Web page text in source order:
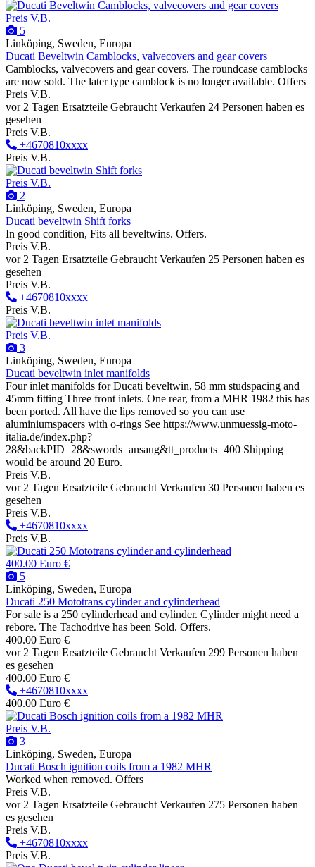
Preis V.B.
5
Linköping, Sweden, Europa
Ducati Beveltwin Camblocks, valvecovers and gear covers
Camblocks, valvecovers and gear covers. The roundcase camblocks
are now sold. The later type camblock is no longer available. Offers
Preis V.B.
vor 2 Tagen Ersatzteile Gebraucht Verkaufen 24 Personen haben es
gesehen
Preis V.B.
+4670810xxxx
Preis V.B.
Preis V.B.
2
Linköping, Sweden, Europa
Ducati beveltwin Shift forks
In good condition, Fits all beveltwins. Offers.
Preis V.B.
vor 2 Tagen Ersatzteile Gebraucht Verkaufen 25 Personen haben es
gesehen
Preis V.B.
+4670810xxxx
Preis V.B.
Preis V.B.
3
Linköping, Sweden, Europa
Ducati beveltwin inlet manifolds
Four inlet manifolds for Ducati beveltwin, 58 mm studspacing and
45mm fitting Three front inlets. One rear, from a MHR 1982 this has
been ported. All have the lips removed so you can use
aluminiumspacers with o-rings See https://www.unmuessig-moto-
italia.de/index.php?
28&backPID=28&swords=ansaug&tt_products=400 Shipping
would be around 20 Euro.
Preis V.B.
vor 2 Tagen Ersatzteile Gebraucht Verkaufen 30 Personen haben es
gesehen
Preis V.B.
+4670810xxxx
Preis V.B.
400.00 Euro €
5
Linköping, Sweden, Europa
Ducati 250 Mototrans cylinder and cylinderhead
For sale is a 250 cylinderhead and cylinder. Cylinder might need a
rebore. The Tachodrive has been Sold. Offers.
400.00 Euro €
vor 2 Tagen Ersatzteile Gebraucht Verkaufen 299 Personen haben
es gesehen
400.00 Euro €
+4670810xxxx
400.00 Euro €
Preis V.B.
3
Linköping, Sweden, Europa
Ducati Bosch ignition coils from a 1982 MHR
Worked when removed. Offers
Preis V.B.
vor 2 Tagen Ersatzteile Gebraucht Verkaufen 275 Personen haben
es gesehen
Preis V.B.
+4670810xxxx
Preis V.B.